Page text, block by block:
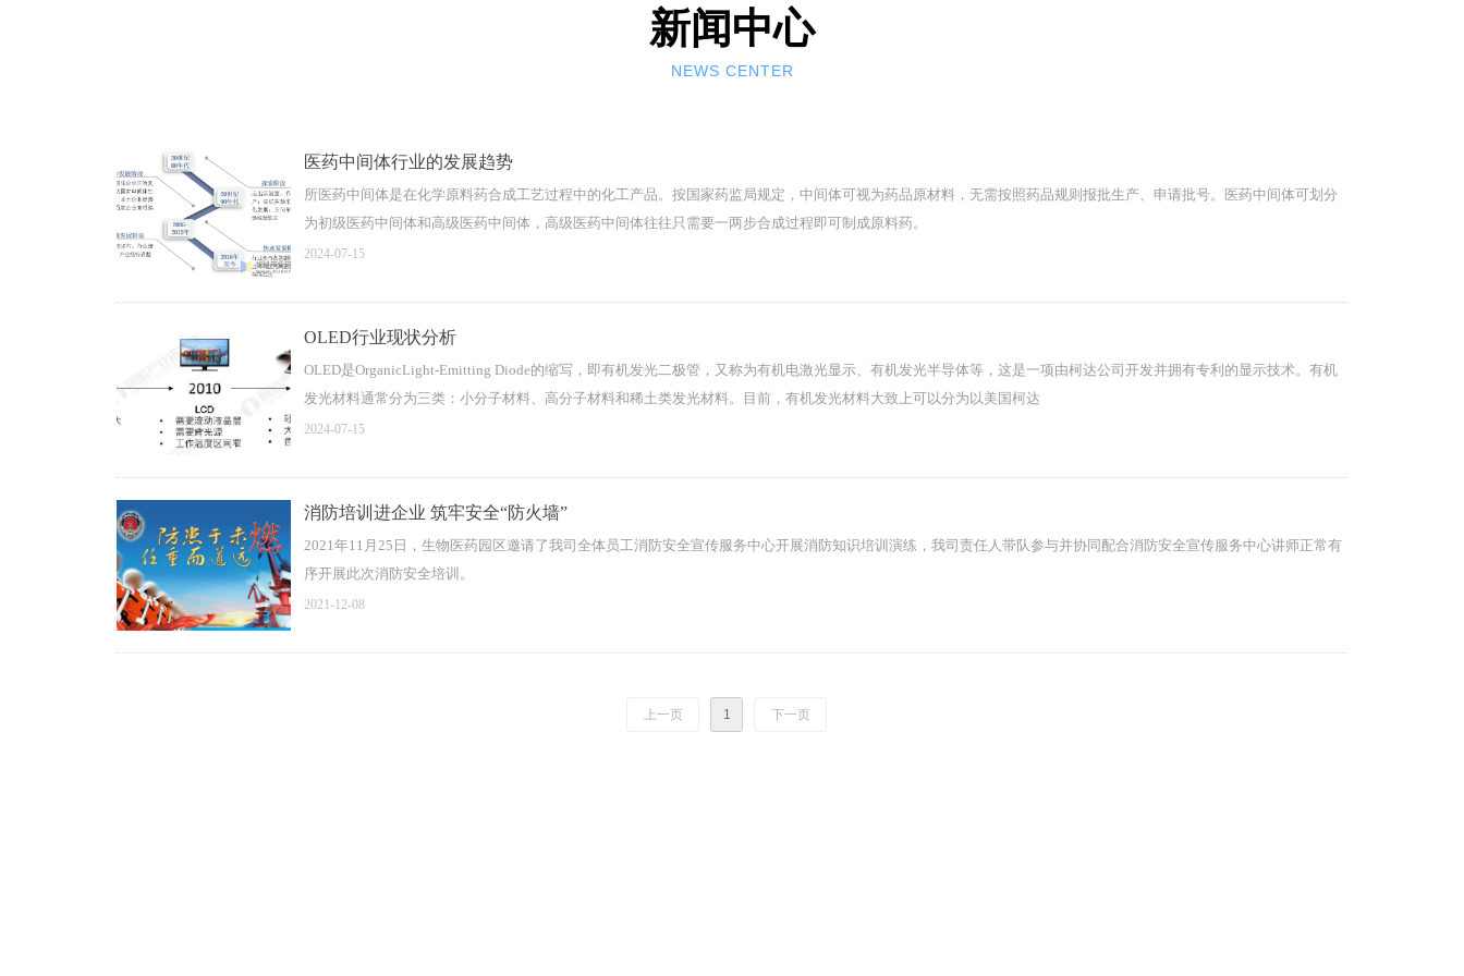
新闻中心
NEWS CENTER
医药中间体行业的发展趋势
所医药中间体是在化学原料药合成工艺过程中的化工产品。按国家药监局规定，中间体可视为药品原材料，无需按照药品规则报批生产、申请批号。医药中间体可划分
为初级医药中间体和高级医药中间体，高级医药中间体往往只需要一两步合成过程即可制成原料药。
2024-07-15
OLED行业现状分析
OLED是OrganicLight-Emitting Diode的缩写，即有机发光二极管，又称为有机电激光显示、有机发光半导体等，这是一项由柯达公司开发并拥有专利的显示技术。有机
发光材料通常分为三类：小分子材料、高分子材料和稀土类发光材料。目前，有机发光材料大致上可以分为以美国柯达
2024-07-15
消防培训进企业 筑牢安全“防火墙”
2021年11月25日，生物医药园区邀请了我司全体员工消防安全宣传服务中心开展消防知识培训演练，我司责任人带队参与并协同配合消防安全宣传服务中心讲师正常有
序开展此次消防安全培训。
2021-12-08
上一页 1 下一页